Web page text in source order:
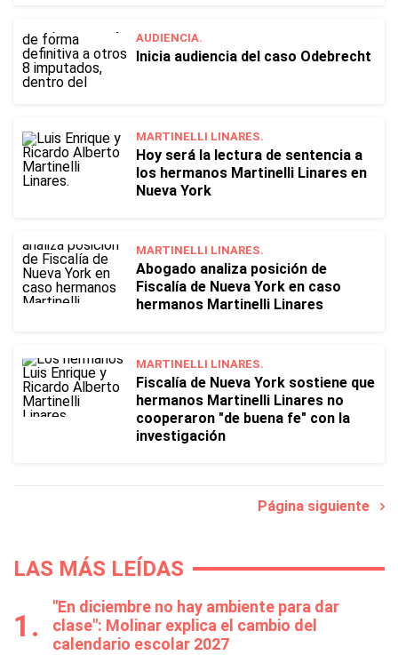
AUDIENCIA.
Inicia audiencia del caso Odebrecht
MARTINELLI LINARES.
Hoy será la lectura de sentencia a
los hermanos Martinelli Linares en
Nueva York
MARTINELLI LINARES.
Abogado analiza posición de
Fiscalía de Nueva York en caso
hermanos Martinelli Linares
MARTINELLI LINARES.
Fiscalía de Nueva York sostiene que
hermanos Martinelli Linares no
cooperaron "de buena fe" con la
investigación
Página siguiente
LAS MÁS LEÍDAS
"En diciembre no hay ambiente para dar
clase": Molinar explica el cambio del
calendario escolar 2027